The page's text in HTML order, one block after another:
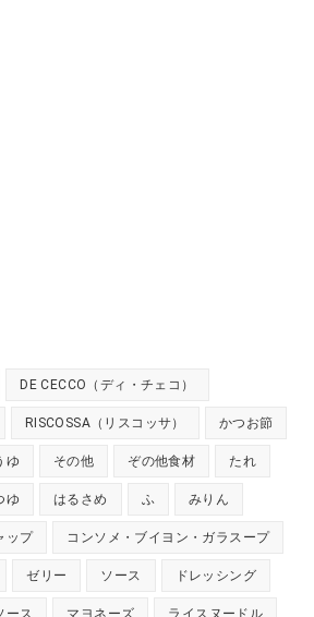
DE CECCO（ディ・チェコ）
RISCOSSA（リスコッサ） かつお節
ゆ その他 ぞの他食材 たれ
ゆ はるさめ ふ みりん
ップ コンソメ・ブイヨン・ガラスープ
ゼリー ソース ドレッシング
ース マヨネーズ ライスヌードル